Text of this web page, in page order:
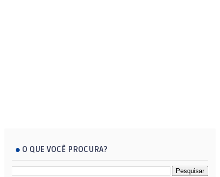
O QUE VOCÊ PROCURA?